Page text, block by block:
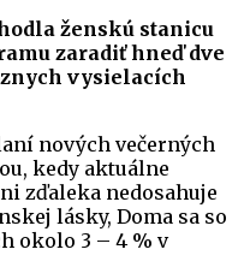
ženskú stanicu
zaradiť hneď dve
vysielacích
nových večerných
kedy aktuálne
zďaleka nedosahuje
lásky, Doma sa so
okolo 3 – 4 % v